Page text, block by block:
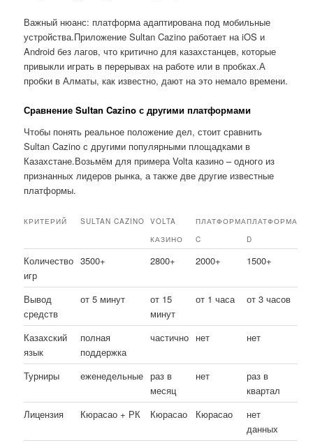
Важный нюанс: платформа адаптирована под мобильные
устройства.Приложение Sultan Cazino работает на iOS и
Android без лагов, что критично для казахстанцев, которые
привыкли играть в перерывах на работе или в пробках.А
пробки в Алматы, как известно, дают на это немало времени.
Сравнение Sultan Cazino с другими платформами
Чтобы понять реальное положение дел, стоит сравнить
Sultan Cazino с другими популярными площадками в
Казахстане.Возьмём для примера Volta казино – одного из
признанных лидеров рынка, а также две другие известные
платформы.
КРИТЕРИЙ SULTAN CAZINO
VOLTA
КАЗИНО
ПЛАТФОРМА
C
ПЛАТФОРМА
D
Количество
игр
3500+ 2800+ 2000+ 1500+
Вывод
средств
от 5 минут
от 15
минут
от 1 часа от 3 часов
Казахский
язык
полная
поддержка
частично нет нет
Турниры еженедельные раз в
месяц
нет
раз в
квартал
Лицензия
Кюрасао + РК Кюрасао Кюрасао
нет
данных